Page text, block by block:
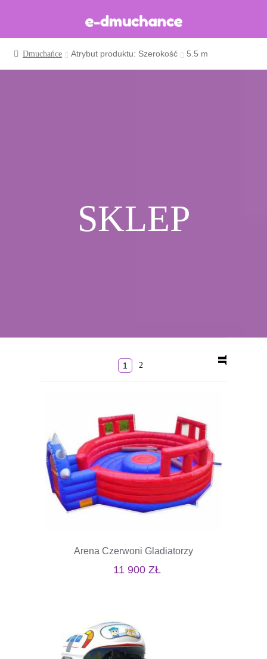
Dmuchańce w magazynie
Produkcja Dmuchańców
Dmuchańce Atrybut produktu: Szerokość 5.5 m
1 2
Arena Czerwoni Gladiatorzy
11 900ZŁ